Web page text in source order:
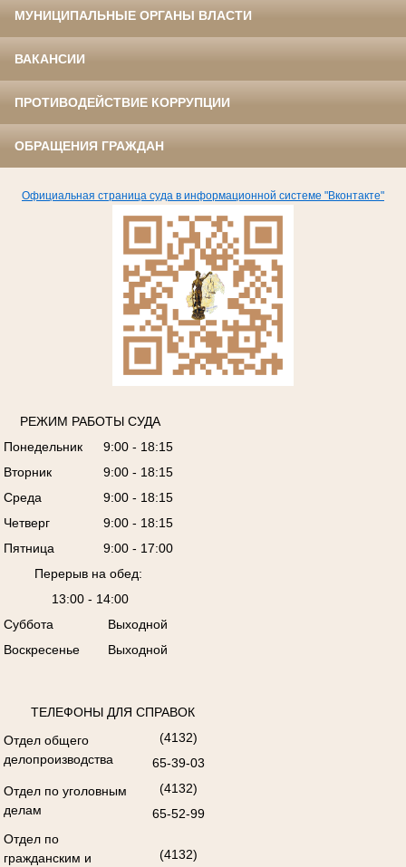
МУНИЦИПАЛЬНЫЕ ОРГАНЫ ВЛАСТИ
ВАКАНСИИ
ПРОТИВОДЕЙСТВИЕ КОРРУПЦИИ
ОБРАЩЕНИЯ ГРАЖДАН
Официальная страница суда в информационной системе "Вконтакте"
РЕЖИМ РАБОТЫ СУДА
Понедельник
9:00 - 18:15
Вторник
9:00 - 18:15
Среда
9:00 - 18:15
Четверг
9:00 - 18:15
Пятница
9:00 - 17:00
Перерыв на обед:
13:00 - 14:00
Суббота
Выходной
Воскресенье
Выходной
ТЕЛЕФОНЫ ДЛЯ СПРАВОК
Отдел общего
делопроизводства
(4132)
65-39-03
Отдел по уголовным
делам
(4132)
65-52-99
Отдел по
гражданским и
(4132)